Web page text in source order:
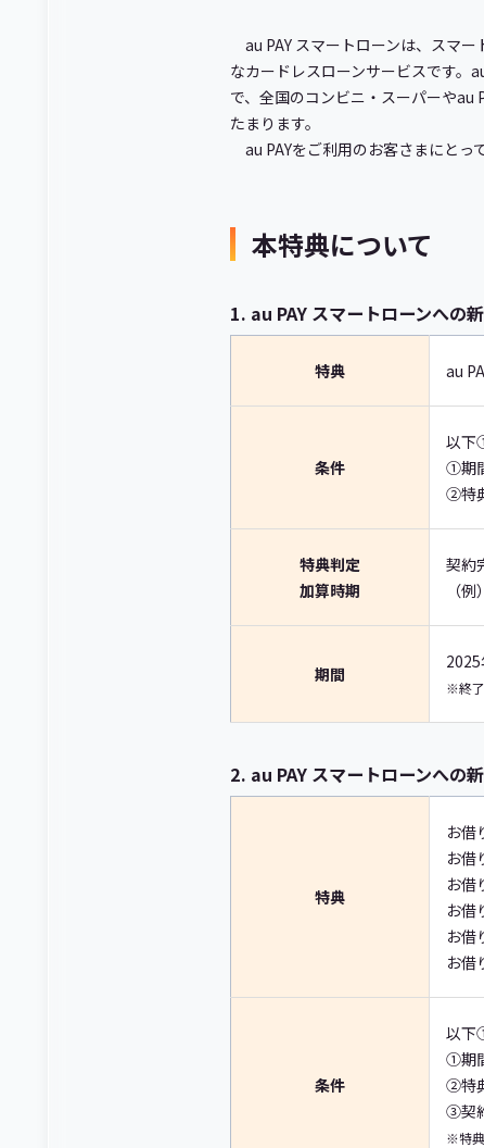
au PAY スマートローンは、スマ
なカードレスローンサービスです。
で、全国のコンビニ・スーパーや
たまります。
au PAYをご利用のお客さまにとっ
本特典について
1. au PAY スマートローンへの
特典 au
条件
以下
①期
②特
特典判定
加算時期
契約
（
期間
※終
2. au PAY スマートローンへの
特典
お借
お借
お借
お借
お借
お借
条件
以下
①期
②特
③契
※特典